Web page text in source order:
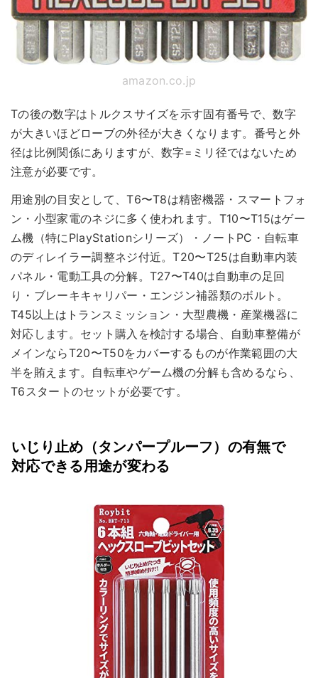
amazon.co.jp
Tの後の数字はトルクスサイズを示す固有番号で、数字
が大きいほどローブの外径が大きくなります。番号と外
径は比例関係にありますが、数字=ミリ径ではないため
注意が必要です。
用途別の目安として、T6〜T8は精密機器・スマートフォ
ン・小型家電のネジに多く使われます。T10〜T15はゲー
ム機（特にPlayStationシリーズ）・ノートPC・自転車
のディレイラー調整ネジ付近。T20〜T25は自動車内装
パネル・電動工具の分解。T27〜T40は自動車の足回
り・ブレーキキャリパー・エンジン補器類のボルト。
T45以上はトランスミッション・大型農機・産業機器に
対応します。セット購入を検討する場合、自動車整備が
メインならT20〜T50をカバーするものが作業範囲の大
半を賄えます。自転車やゲーム機の分解も含めるなら、
T6スタートのセットが必要です。
いじり止め（タンパープルーフ）の有無で
対応できる用途が変わる